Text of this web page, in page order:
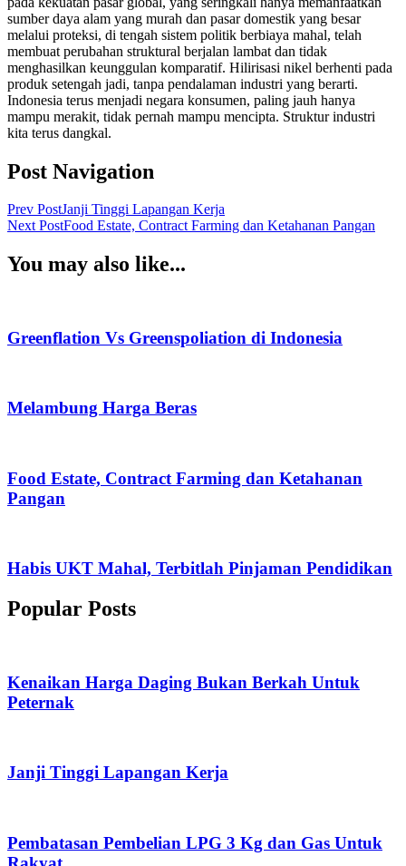
sumber daya alam yang murah dan pasar domestik yang besar
melalui proteksi, di tengah sistem politik berbiaya mahal, telah
membuat perubahan struktural berjalan lambat dan tidak
menghasilkan keunggulan komparatif. Hilirisasi nikel berhenti pada
produk setengah jadi, tanpa pendalaman industri yang berarti.
Indonesia terus menjadi negara konsumen, paling jauh hanya
mampu merakit, tidak pernah mampu mencipta. Struktur industri
kita terus dangkal.
Post Navigation
Prev PostJanji Tinggi Lapangan Kerja
Next PostFood Estate, Contract Farming dan Ketahanan Pangan
You may also like...
Greenflation Vs Greenspoliation di Indonesia
Melambung Harga Beras
Food Estate, Contract Farming dan Ketahanan
Pangan
Habis UKT Mahal, Terbitlah Pinjaman Pendidikan
Popular Posts
Kenaikan Harga Daging Bukan Berkah Untuk
Peternak
Janji Tinggi Lapangan Kerja
Pembatasan Pembelian LPG 3 Kg dan Gas Untuk